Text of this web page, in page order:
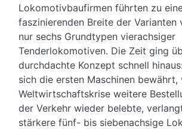
Lokomotivbaufirmen führten zu
faszinierenden Breite der Varianten
nur sechs Grundtypen vierachsiger
Tenderlokomotiven. Die Zeit ging
durchdachte Konzept schnell
sich die ersten Maschinen
Weltwirtschaftskrise weitere
der Verkehr wieder belebte,
stärkere fünf- bis siebenachsige